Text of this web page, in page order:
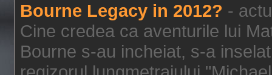
Bourne Legacy in 2012? -
Cine credea ca aventurile lui
Bourne s-au incheiat, s-a